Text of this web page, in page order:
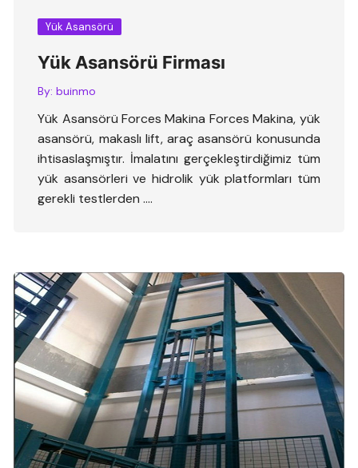
Yük Asansörü
Yük Asansörü Firması
By: buinmo
Yük Asansörü Forces Makina Forces Makina, yük
asansörü, makaslı lift, araç asansörü konusunda
ihtisaslaşmıştır. İmalatını gerçekleştirdiğimiz tüm
yük asansörleri ve hidrolik yük platformları tüm
gerekli testlerden ….